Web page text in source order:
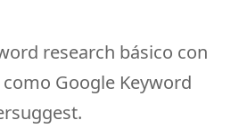
research básico con
Google Keyword